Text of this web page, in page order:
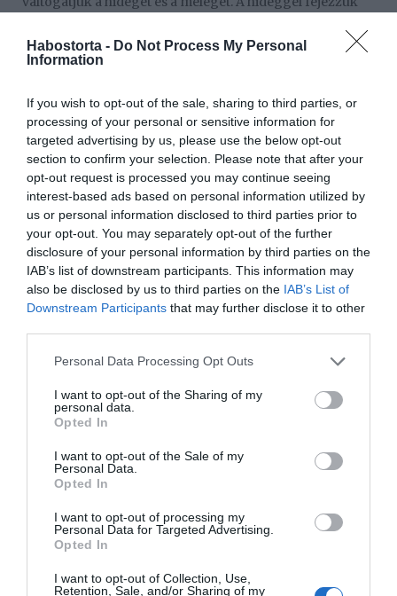
Habostorta - Do Not Process My Personal
Information
If you wish to opt-out of the sale, sharing to third parties, or
processing of your personal or sensitive information for
targeted advertising by us, please use the below opt-out
section to confirm your selection. Please note that after your
opt-out request is processed you may continue seeing
interest-based ads based on personal information utilized by
us or personal information disclosed to third parties prior to
your opt-out. You may separately opt-out of the further
disclosure of your personal information by third parties on the
IAB’s list of downstream participants. This information may
also be disclosed by us to third parties on the IAB’s List of
Downstream Participants that may further disclose it to other
Please note that this website/app uses one or more Google
not limited to your visit or usage behaviour. You may click to
grant or deny consent to Google and its third-party tags to
use your data for below specified purposes in below Google
consent section.
Personal Data Processing Opt Outs
I want to opt-out of the Sharing of my
personal data.
Opted In
I want to opt-out of the Sale of my
Personal Data.
Opted In
I want to opt-out of processing my
Personal Data for Targeted Advertising.
Opted In
I want to opt-out of Collection, Use,
Retention, Sale, and/or Sharing of my
Készítsünk lábfürdőt néhány csepp rozmaring- vagy
időre merítsük a lábat hideg vízbe. A levendulaolaj segít
megnyugodni, a borsmenta hűsít, a grépfrút-olaj
salaktalanít.
Megosztás: Facebook Twitter Pinterest
Címkék: praktika,illóolaj,lábápolás ,Lábfürdő,
lábizzadás,áztatás
Korábbi bejegyzések Következő bejegyzés
HASONLÓ BEJEGYZÉSEK